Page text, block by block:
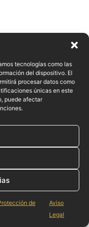
tecnologías como las
del dispositivo. El
procesar datos como
únicas en este
puede afectar
de
Aviso
Legal